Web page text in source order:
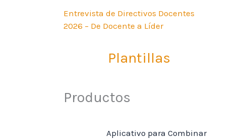
Entrevista de Directivos Docentes
2026 – De Docente a Líder
Plantillas
Productos
Aplicativo para Combinar